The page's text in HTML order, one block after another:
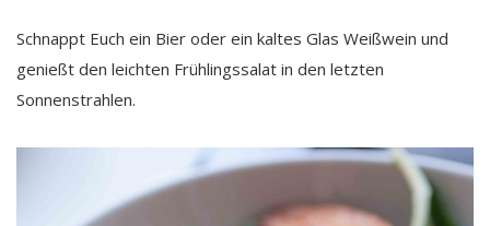
Schnappt Euch ein Bier oder ein kaltes Glas Weißwein und
genießt den leichten Frühlingssalat in den letzten
Sonnenstrahlen.